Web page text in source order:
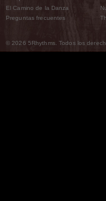
El Camino de la Danza
Preguntas frecuentes
© 2026 5Rhythms. Todos los